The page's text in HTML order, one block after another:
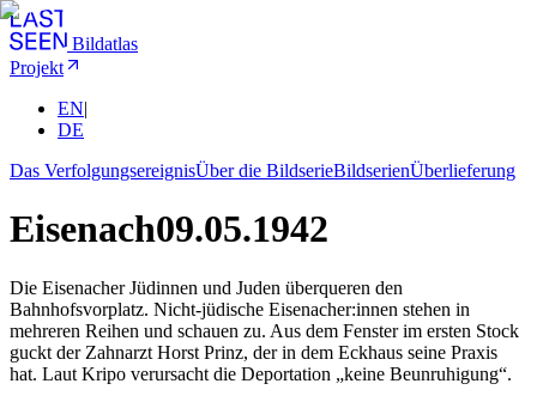
Bildatlas
Projekt
EN|
DE
Das VerfolgungsereignisÜber die BildserieBildserienÜberlieferung
Eisenach09.05.1942
Die Eisenacher Jüdinnen und Juden überqueren den
Bahnhofsvorplatz. Nicht-jüdische Eisenacher:innen stehen in
mehreren Reihen und schauen zu. Aus dem Fenster im ersten Stock
guckt der Zahnarzt Horst Prinz, der in dem Eckhaus seine Praxis
hat. Laut Kripo verursacht die Deportation „keine Beunruhigung“.